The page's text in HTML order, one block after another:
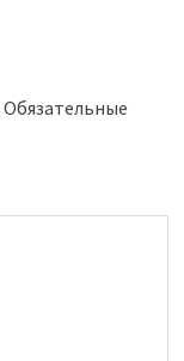
Обязательные